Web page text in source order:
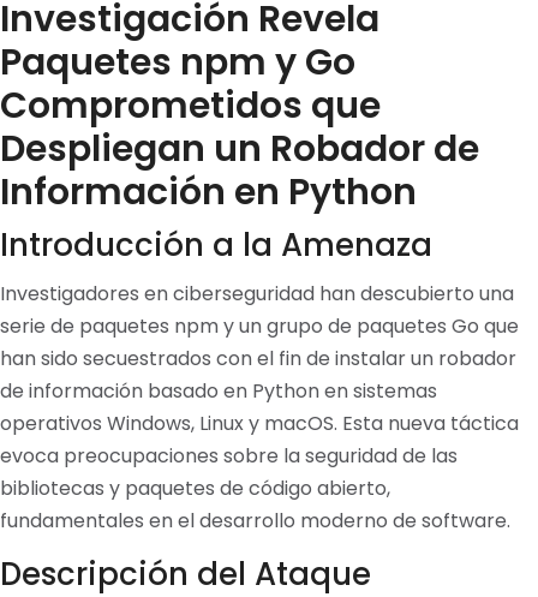
Investigación Revela
Paquetes npm y Go
Comprometidos que
Despliegan un Robador de
Información en Python
Introducción a la Amenaza
Investigadores en ciberseguridad han descubierto una
serie de paquetes npm y un grupo de paquetes Go que
han sido secuestrados con el fin de instalar un robador
de información basado en Python en sistemas
operativos Windows, Linux y macOS. Esta nueva táctica
evoca preocupaciones sobre la seguridad de las
bibliotecas y paquetes de código abierto,
fundamentales en el desarrollo moderno de software.
Descripción del Ataque